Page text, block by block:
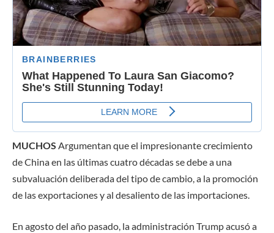
MUCHOS Argumentan que el impresionante crecimiento
de China en las últimas cuatro décadas se debe a una
subvaluación deliberada del tipo de cambio, a la promoción
de las exportaciones y al desaliento de las importaciones.
En agosto del año pasado, la administración Trump acusó a